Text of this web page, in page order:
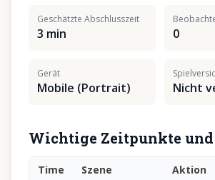
Geschätzte Abschlusszeit
3 min 0
Gerät
Mobile (Portrait) Nicht
Wichtige Zeitpunkte
Time Szene Aktion